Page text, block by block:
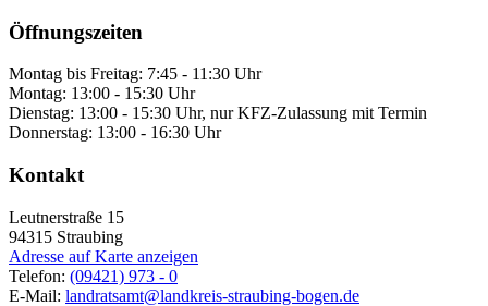
Öffnungszeiten
Montag bis Freitag: 7:45 - 11:30 Uhr
Montag: 13:00 - 15:30 Uhr
Dienstag: 13:00 - 15:30 Uhr, nur KFZ-Zulassung mit Termin
Donnerstag: 13:00 - 16:30 Uhr
Kontakt
Leutnerstraße 15
94315 Straubing
Adresse auf Karte anzeigen
Telefon: (09421) 973 - 0
E-Mail: landratsamt@landkreis-straubing-bogen.de